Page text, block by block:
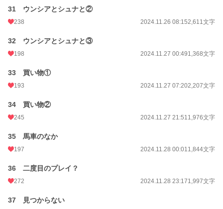
31 ウンシアとシュナと②
238 2024.11.26 08:152,611文字
32 ウンシアとシュナと③
198 2024.11.27 00:491,368文字
33 買い物①
193 2024.11.27 07:202,207文字
34 買い物②
245 2024.11.27 21:511,976文字
35 馬車のなか
197 2024.11.28 00:011,844文字
36 二度目のプレイ？
272 2024.11.28 23:171,997文字
37 見つからない